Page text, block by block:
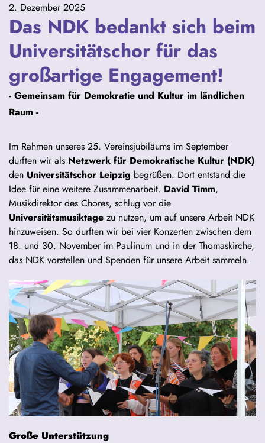
2. Dezember 2025
Das NDK bedankt sich beim
Universitätschor für das
großartige Engagement!
- Gemeinsam für Demokratie und Kultur im ländlichen
Raum -
Im Rahmen unseres 25. Vereinsjubiläums im September
durften wir als Netzwerk für Demokratische Kultur (NDK)
den Universitätschor Leipzig begrüßen. Dort entstand die
Idee für eine weitere Zusammenarbeit. David Timm,
Musikdirektor des Chores, schlug vor die
Universitätsmusiktage zu nutzen, um auf unsere Arbeit NDK
hinzuweisen. So durften wir bei vier Konzerten zwischen dem
18. und 30. November im Paulinum und in der Thomaskirche,
das NDK vorstellen und Spenden für unsere Arbeit sammeln.
Große Unterstützung